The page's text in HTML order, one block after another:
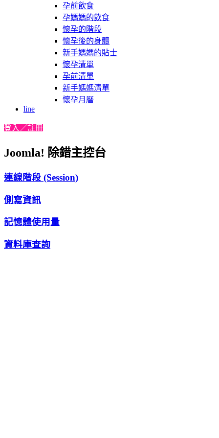
孕前飲食
孕媽媽的飲食
懷孕的階段
懷孕後的身體
新手媽媽的貼士
懷孕清單
孕前清單
新手媽媽清單
懷孕月曆
line
登入／註冊
Joomla! 除錯主控台
連線階段 (Session)
側寫資訊
記憶體使用量
資料庫查詢